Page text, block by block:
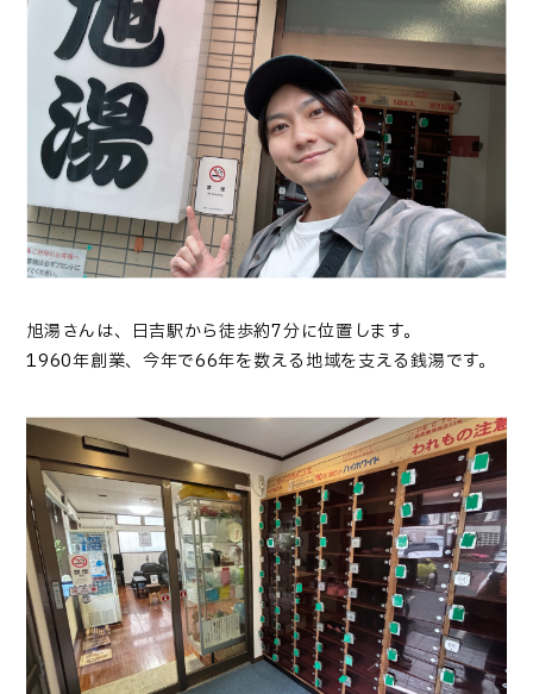
旭湯さんは、日吉駅から徒歩約7分に位置します。
1960年創業、今年で66年を数える地域を支える銭湯です。